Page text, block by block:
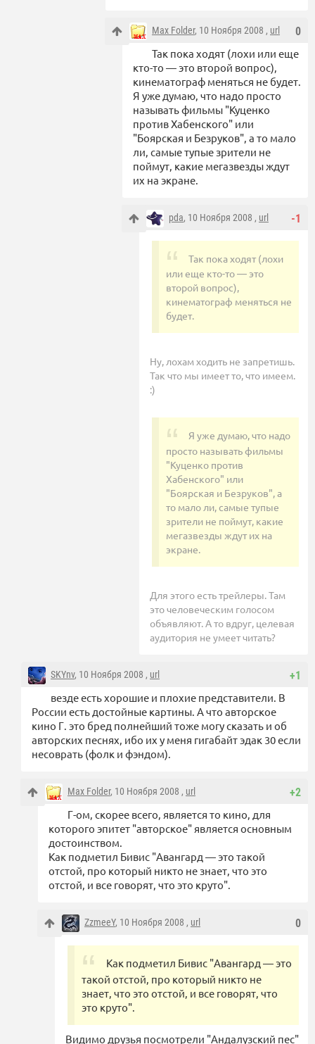
0
Max Folder, 10 Ноября 2008 , url
Так пока ходят (лохи или еще
кто-то — это второй вопрос),
кинематограф меняться не будет.
Я уже думаю, что надо просто
называть фильмы "Куценко
против Хабенского" или
"Боярская и Безруков", а то мало
ли, самые тупые зрители не
поймут, какие мегазвезды ждут
их на экране.
-1
pda, 10 Ноября 2008 , url
Так пока ходят (лохи
или еще кто-то — это
второй вопрос),
кинематограф меняться не
будет.
Ну, лохам ходить не запретишь.
Так что мы имеет то, что имеем.
:)
Я уже думаю, что надо
просто называть фильмы
"Куценко против
Хабенского" или
"Боярская и Безруков", а
то мало ли, самые тупые
зрители не поймут, какие
мегазвезды ждут их на
экране.
Для этого есть трейлеры. Там
это человеческим голосом
объявляют. А то вдруг, целевая
аудитория не умеет читать?
+1
SKYnv, 10 Ноября 2008 , url
везде есть хорошие и плохие представители. В
России есть достойные картины. А что авторское
кино Г. это бред полнейший тоже могу сказать и об
авторских песнях, ибо их у меня гигабайт эдак 30 если
несоврать (фолк и фэндом).
+2
Max Folder, 10 Ноября 2008 , url
Г-ом, скорее всего, является то кино, для
которого эпитет "авторское" является основным
достоинством.
Как подметил Бивис "Авангард — это такой
отстой, про который никто не знает, что это
отстой, и все говорят, что это круто".
0
ZzmeeY, 10 Ноября 2008 , url
Как подметил Бивис "Авангард — это
такой отстой, про который никто не
знает, что это отстой, и все говорят, что
это круто".
Видимо друзья посмотрели "Андалузский пес"